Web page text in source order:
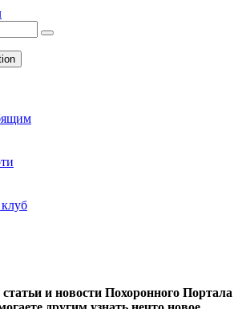
и новости Похоронного Портала